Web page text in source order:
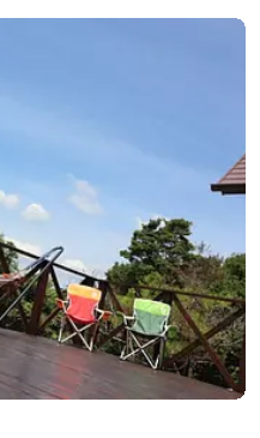
過ごしいただけます。甲板の